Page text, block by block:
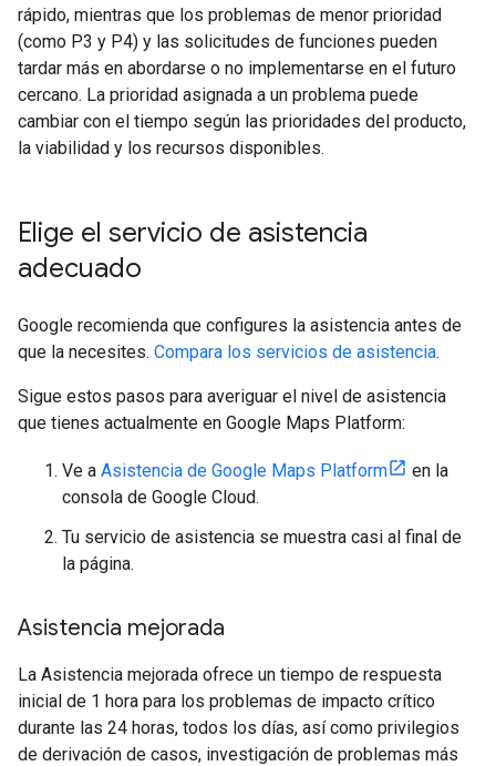
rápido, mientras que los problemas de menor prioridad
(como P3 y P4) y las solicitudes de funciones pueden
tardar más en abordarse o no implementarse en el futuro
cercano. La prioridad asignada a un problema puede
cambiar con el tiempo según las prioridades del producto,
la viabilidad y los recursos disponibles.
Elige el servicio de asistencia
adecuado
Google recomienda que configures la asistencia antes de
que la necesites. Compara los servicios de asistencia.
Sigue estos pasos para averiguar el nivel de asistencia
que tienes actualmente en Google Maps Platform:
Ve a Asistencia de Google Maps Platform
en la
consola de Google Cloud.
Tu servicio de asistencia se muestra casi al final de
la página.
Asistencia mejorada
La Asistencia mejorada ofrece un tiempo de respuesta
inicial de 1 hora para los problemas de impacto crítico
durante las 24 horas, todos los días, así como privilegios
de derivación de casos, investigación de problemas más